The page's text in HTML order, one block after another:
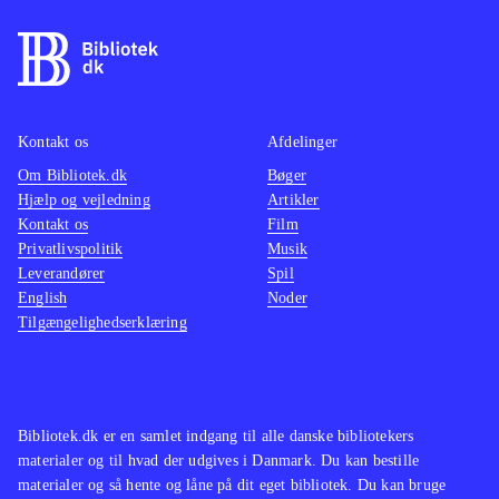
rul. Spillets styring fungerer fint.
Rammen med det klassiske røde
mellem lyd og grafik understøtter den
eventyrlige, lidt mystiske og til tider
mørke stemning der hersker. En
meget livagtig fortællerstemme på
dansk bringer den gode historie frem,
og fører tankerne hen på Tim Burtons
universer.
af lidt ældre dato efterhånden.
Det er et stemningsskabende spil som
Bibliotek.dk er en samlet indgang til alle danske bibliotekers
materialer og til hvad der udgives i Danmark. Du kan bestille
materialer og så hente og låne på dit eget bibliotek. Du kan bruge
Kontakt os
Om Bibliotek.dk
Hjælp og vejledning
Kontakt os
Privatlivspolitik
Leverandører
English
Tilgængelighedserklæring
Afdelinger
Bøger
Artikler
Film
Musik
Spil
Noder